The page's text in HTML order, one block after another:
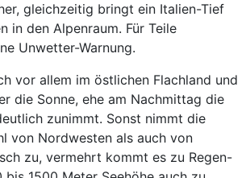
gleichzeitig bringt ein Italien-Tief
in den Alpenraum. Für Teile
Unwetter-Warnung.
vor allem im östlichen Flachland und
die Sonne, ehe am Nachmittag die
zunimmt. Sonst nimmt die
von Nordwesten als auch von
zu, vermehrt kommt es zu Regen-